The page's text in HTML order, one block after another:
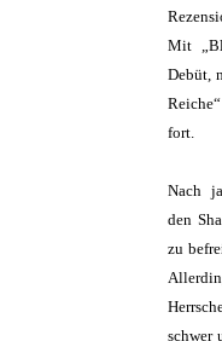
Mit
Debüt,
fort.
Nach
den
zu
schwer